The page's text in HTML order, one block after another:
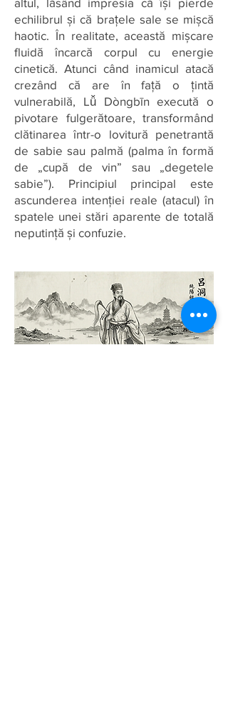
echilibrul și că brațele sale se mișcă
haotic. În realitate, această mișcare
fluidă încarcă corpul cu energie
cinetică. Atunci când inamicul atacă
crezând că are în față o țintă
vulnerabilă, Lǚ Dòngbīn execută o
pivotare fulgerătoare, transformând
clătinarea într-o lovitură penetrantă
de sabie sau palmă (palma în formă
de „cupă de vin” sau „degetele
sabie”). Principiul principal este
ascunderea intenției reale (atacul) în
spatele unei stări aparente de totală
neputință și confuzie.